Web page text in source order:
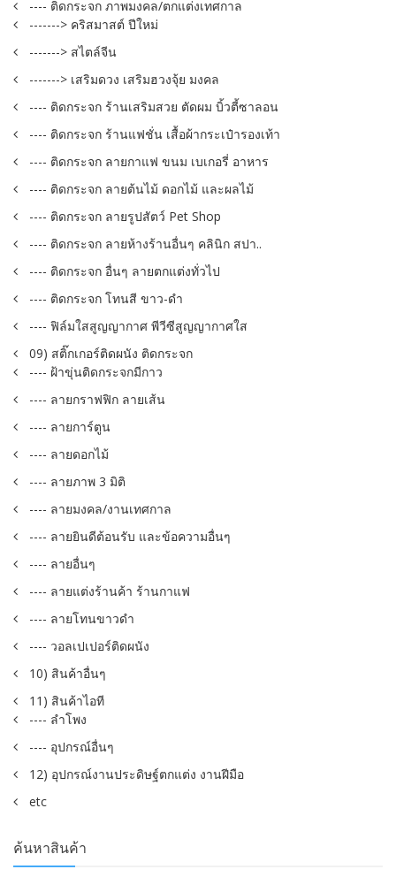
---- ติดกระจก ภาพมงคล/ตกแต่งเทศกาล
-------> คริสมาสต์ ปีใหม่
-------> สไตล์จีน
-------> เสริมดวง เสริมฮวงจุ้ย มงคล
---- ติดกระจก ร้านเสริมสวย ตัดผม บิ้วตี้ซาลอน
---- ติดกระจก ร้านแฟชั่น เสื้อผ้ากระเป๋ารองเท้า
---- ติดกระจก ลายกาแฟ ขนม เบเกอรี่ อาหาร
---- ติดกระจก ลายต้นไม้ ดอกไม้ และผลไม้
---- ติดกระจก ลายรูปสัตว์ Pet Shop
---- ติดกระจก ลายห้างร้านอื่นๆ คลินิก สปา..
---- ติดกระจก อื่นๆ ลายตกแต่งทั่วไป
---- ติดกระจก โทนสี ขาว-ดำ
---- ฟิล์มใสสูญญากาศ พีวีซีสูญญากาศใส
09) สติ๊กเกอร์ติดผนัง ติดกระจก
---- ฝ้าขุ่นติดกระจกมีกาว
---- ลายกราฟฟิก ลายเส้น
---- ลายการ์ตูน
---- ลายดอกไม้
---- ลายภาพ 3 มิติ
---- ลายมงคล/งานเทศกาล
---- ลายยินดีต้อนรับ และข้อความอื่นๆ
---- ลายอื่นๆ
---- ลายแต่งร้านค้า ร้านกาแฟ
---- ลายโทนขาวดำ
---- วอลเปเปอร์ติดผนัง
10) สินค้าอื่นๆ
11) สินค้าไอที
---- ลำโพง
---- อุปกรณ์อื่นๆ
12) อุปกรณ์งานประดิษฐ์ตกแต่ง งานฝีมือ
etc
ค้นหาสินค้า